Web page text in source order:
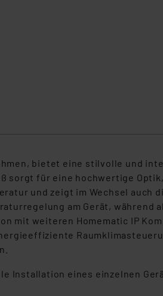
bietet eine stilvolle und
sorgt für eine hochwertige
und zeigt im Wechsel auch
am Gerät, während
mit weiteren Homematic IP
Installation eines einzelnen Gerä